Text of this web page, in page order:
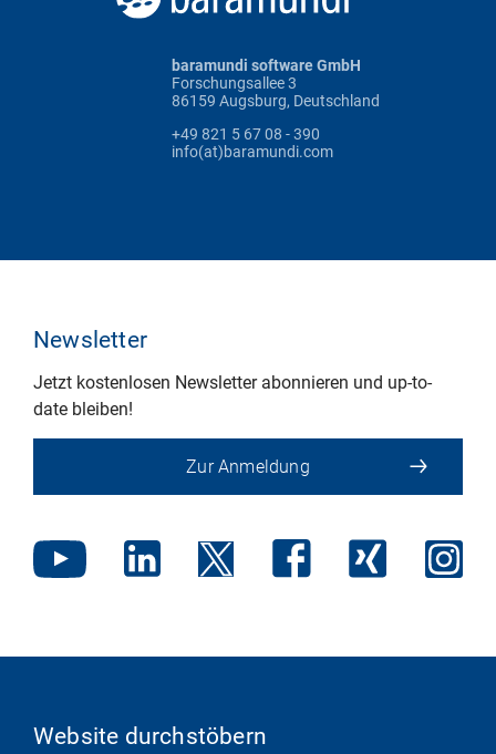
baramundi software GmbH
Forschungsallee 3
86159 Augsburg, Deutschland
+49 821 5 67 08 - 390
info(at)baramundi.com
Newsletter
Jetzt kostenlosen Newsletter abonnieren und up-to-
date bleiben!
Zur Anmeldung
Website durchstöbern